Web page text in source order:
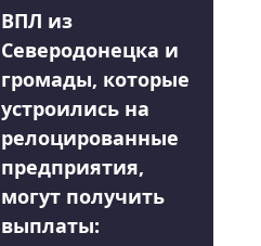
ВПЛ из
Северодонецка и
громады, которые
устроились на
релоцированные
предприятия,
могут получить
выплаты: